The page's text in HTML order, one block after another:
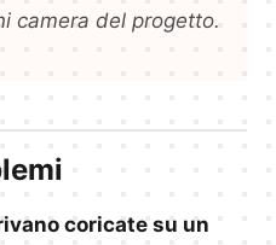
camera del progetto.
coricate su un